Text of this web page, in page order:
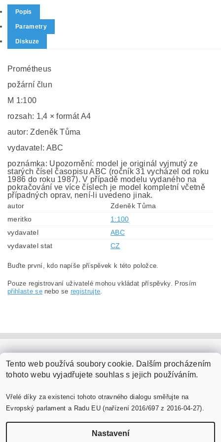
Popis
Parametry
Diskuze
Prométheus
požární člun
M 1:100
rozsah: 1,4 × formát A4
autor: Zdeněk Tůma
vydavatel: ABC
poznámka: Upozornění: model je originál vyjmutý ze
starých čísel časopisu ABC (ročník 31 vycházel od roku
1986 do roku 1987). V případě modelu vydaného na
pokračování ve více číslech je model kompletní včetně
případných oprav, není-li uvedeno jinak.
autor
Zdeněk Tůma
meritko
1:100
vydavatel
ABC
vydavatel stat
CZ
Buďte první, kdo napíše příspěvek k této položce.
Pouze registrovaní uživatelé mohou vkládat příspěvky. Prosím
přihlaste senebo se registrujte.
Tento web používá soubory cookie. Dalším procházením
tohoto webu vyjadřujete souhlas s jejich používáním.
Vřelé díky za existenci tohoto otravného dialogu směřujte na
Evropský parlament a Radu EU (nařízení 2016/697 z 2016-04-27).
Nastavení